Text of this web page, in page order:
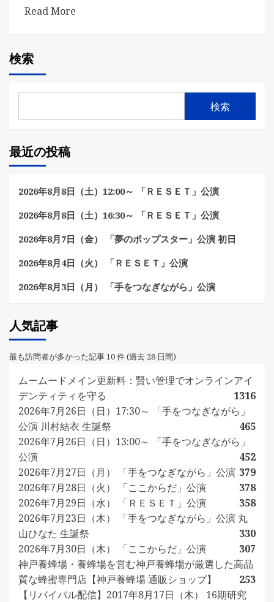
Read More
検索
検索
最近の投稿
2026年8月8日（土）12:00～ 「ＲＥＳＥＴ」公演
2026年8月8日（土）16:30～ 「ＲＥＳＥＴ」公演
2026年8月7日（金） 「夢のポップスター」公演 初日
2026年8月4日（火） 「ＲＥＳＥＴ」公演
2026年8月3日（月） 「手をつなぎながら」公演
人気記事
最も訪問者が多かった記事 10 件 (過去 28 日間)
ムームードメイン更新料：賢い管理でオンラインアイ
デンティティを守る
1316
2026年7月26日（日）17:30～ 「手をつなぎながら」
公演 川村結衣 生誕祭
465
2026年7月26日（日）13:00～ 「手をつなぎながら」
公演
452
2026年7月27日（月） 「手をつなぎながら」公演 379
2026年7月28日（火） 「ここからだ」公演
378
2026年7月29日（水） 「ＲＥＳＥＴ」公演
358
2026年7月23日（木） 「手をつなぎながら」公演 丸
山ひなた 生誕祭
330
2026年7月30日（木） 「ここからだ」公演
307
神戸養蜂場・養蜂場を営む神戸養蜂場が厳選した高品
質な蜂蜜専門店【神戸養蜂場 通販ショップ】
253
【リバイバル配信】2017年8月17日（木） 16期研究